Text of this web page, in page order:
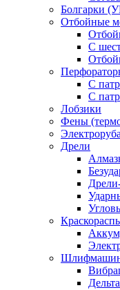
Болгарки
Отбойные
С
С
С
Лобзики
Фены
Дрели